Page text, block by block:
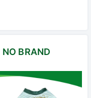
NO BRAND